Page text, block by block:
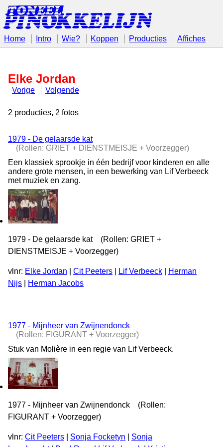
Home Intro Wie? Koppen Producties Affiches
Elke Jordan
Vorige Volgende
2 producties, 2 fotos
1979 - De gelaarsde kat
(Rollen: GRIET + DIENSTMEISJE + Voorzegger)
Een klassiek sprookje in één bedrijf voor kinderen en alle
andere grote mensen, in een bewerking van Lif Verbeeck
met muziek en zang.
1979 - De gelaarsde kat (Rollen: GRIET +
DIENSTMEISJE + Voorzegger)
vlnr: Elke Jordan Cit Peeters Lif Verbeeck
Herman
Nijs
Herman Jacobs
1977 - Mijnheer van Zwijnendonck
(Rollen: FIGURANT + Voorzegger)
Stuk van Molière in een regie van Lif Verbeeck.
1977 - Mijnheer van Zwijnendonck (Rollen:
FIGURANT + Voorzegger)
vlnr: Cit Peeters Sonja Focketyn
Sonja